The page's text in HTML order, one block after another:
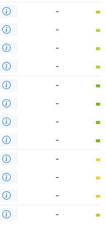
-
-
-
-
-
-
-
-
-
-
-
-